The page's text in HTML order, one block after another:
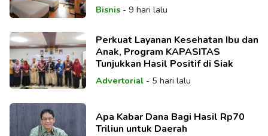
Bisnis- 9 hari lalu
Perkuat Layanan Kesehatan Ibu dan
Anak, Program KAPASITAS
Tunjukkan Hasil Positif di Siak
Advertorial- 5 hari lalu
Apa Kabar Dana Bagi Hasil Rp70
Triliun untuk Daerah